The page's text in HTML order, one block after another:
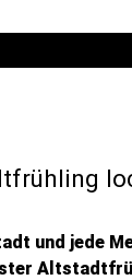
und jede